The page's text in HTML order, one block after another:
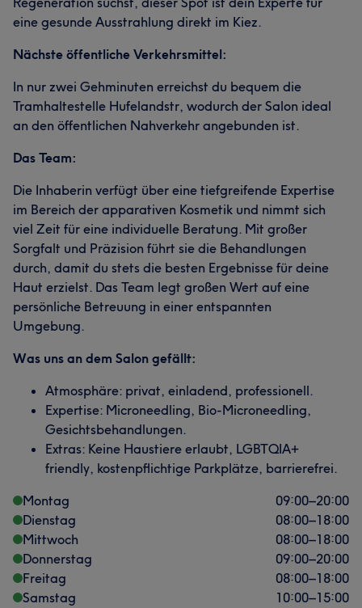
eine gesunde Ausstrahlung direkt im Kiez.
Nächste öffentliche Verkehrsmittel:
In nur zwei Gehminuten erreichst du bequem die
Tramhaltestelle Hufelandstr, wodurch der Salon ideal
an den öffentlichen Nahverkehr angebunden ist.
Das Team:
Die Inhaberin verfügt über eine tiefgreifende Expertise
im Bereich der apparativen Kosmetik und nimmt sich
viel Zeit für eine individuelle Beratung. Mit großer
Sorgfalt und Präzision führt sie die Behandlungen
durch, damit du stets die besten Ergebnisse für deine
Haut erzielst. Das Team legt großen Wert auf eine
persönliche Betreuung in einer entspannten
Umgebung.
Was uns an dem Salon gefällt:
Atmosphäre: privat, einladend, professionell.
Expertise: Microneedling, Bio-Microneedling,
Gesichtsbehandlungen.
Extras: Keine Haustiere erlaubt, LGBTQIA+
friendly, kostenpflichtige Parkplätze, barrierefrei.
Montag
09:00–20:00
Dienstag
08:00–18:00
Mittwoch
08:00–18:00
Donnerstag
09:00–20:00
Freitag
08:00–18:00
Samstag
10:00–15:00